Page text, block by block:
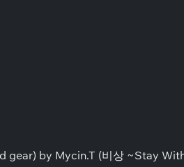
gear) by Mycin.T (비상 ~Stay